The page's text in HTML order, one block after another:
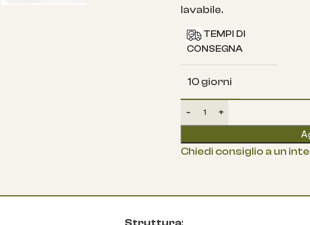
lavabile.
TEMPI DI
CONSEGNA
10 giorni
Chiedi consiglio a un